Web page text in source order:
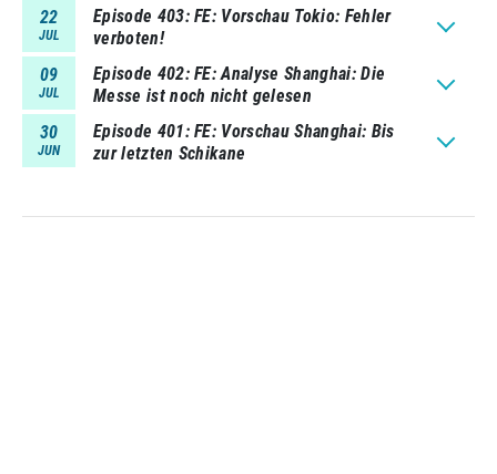
22
JUL
Episode 403 FE: Vorschau Tokio: Fehler
verboten!
09
JUL
Episode 402 FE: Analyse Shanghai: Die
Messe ist noch nicht gelesen
30
JUN
Episode 401 FE: Vorschau Shanghai: Bis
zur letzten Schikane